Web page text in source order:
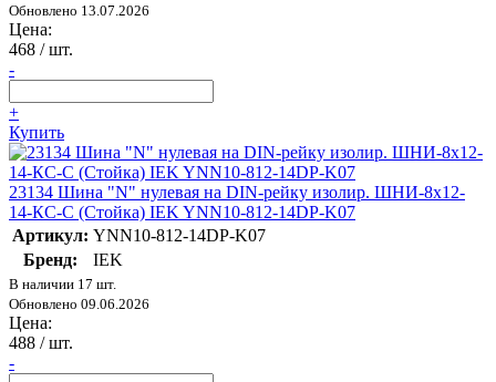
Обновлено 13.07.2026
Цена:
468 / шт.
-
+
Купить
23134 Шина "N" нулевая на DIN-рейку изолир. ШНИ-8х12-
14-КС-С (Стойка) IEK YNN10-812-14DP-K07
Артикул: YNN10-812-14DP-K07
Бренд:
IEK
В наличии 17 шт.
Обновлено 09.06.2026
Цена:
488 / шт.
-